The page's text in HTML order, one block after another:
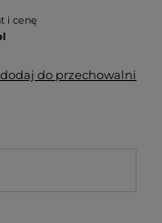
i cenę
dodaj do przechowalni